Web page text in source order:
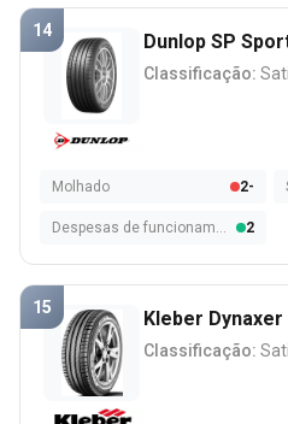
14 Dunlop SP
Classificação:
Molhado 2-
Despesas de funcionamento 2
15 Kleber Dynaxer
Classificação: